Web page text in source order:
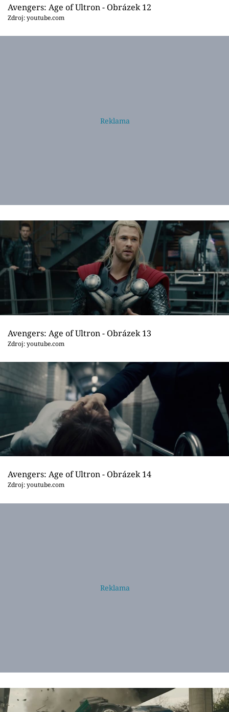
Avengers: Age of Ultron - Obrázek 12
Zdroj: youtube.com
Avengers: Age of Ultron - Obrázek 13
Zdroj: youtube.com
Avengers: Age of Ultron - Obrázek 14
Zdroj: youtube.com